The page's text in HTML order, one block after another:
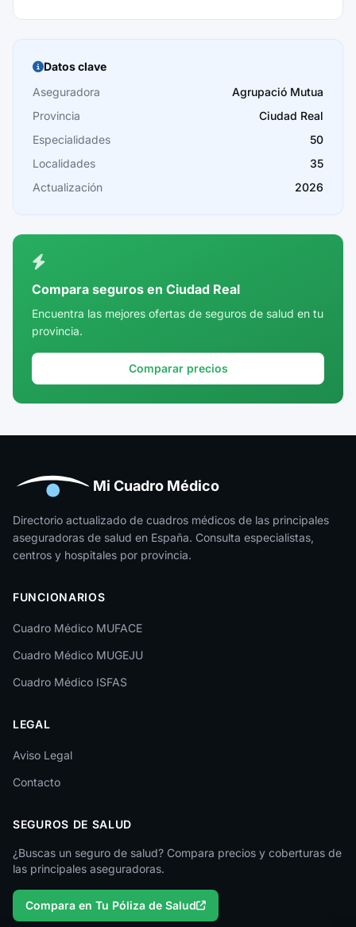
Burgos
Cáceres
Cádiz
Cantabria
Castellón
Córdoba
Cuenca
Girona
Huesca
Jaén
La Rioja
León
Lleida
Lugo
Málaga
Melilla
Murcia
Palencia
Pontevedra
Datos clave
Aseguradora
Agrupació Mutua
Provincia
Ciudad Real
Especialidades
50
Localidades
35
Actualización
2026
Compara seguros en Ciudad Real
Encuentra las mejores ofertas de seguros de salud en tu
provincia.
Comparar precios
Mi Cuadro Médico
Directorio actualizado de cuadros médicos de las principales
aseguradoras de salud en España. Consulta especialistas,
centros y hospitales por provincia.
FUNCIONARIOS
Cuadro Médico MUFACE
Cuadro Médico MUGEJU
Cuadro Médico ISFAS
LEGAL
Aviso Legal
Contacto
SEGUROS DE SALUD
¿Buscas un seguro de salud? Compara precios y coberturas de
las principales aseguradoras.
Compara en Tu Póliza de Salud